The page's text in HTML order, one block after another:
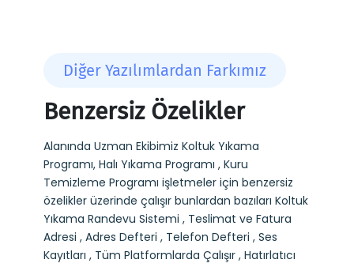
Diğer Yazılımlardan Farkımız
Benzersiz Özelikler
Alanında Uzman Ekibimiz Koltuk Yıkama
Programı, Halı Yıkama Programı , Kuru
Temizleme Programı işletmeler için benzersiz
özelikler üzerinde çalışır bunlardan bazıları Koltuk
Yıkama Randevu Sistemi , Teslimat ve Fatura
Adresi , Adres Defteri , Telefon Defteri , Ses
Kayıtları , Tüm Platformlarda Çalışır , Hatırlatıcı